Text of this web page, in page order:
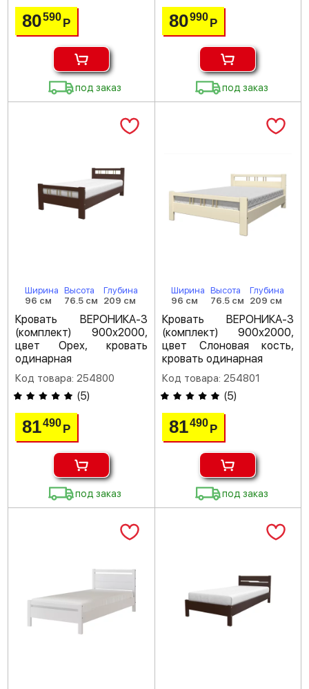
80590Р
под заказ
80990 Р
под заказ
Ширина
96 см
Высота
76.5 см
Глубина
209 см
Кровать ВЕРОНИКА-3
(комплект) 900х2000,
цвет Орех, кровать
одинарная
Код товара: 254800
(5)
81490Р
под заказ
Ширина
96 см
Высота
76.5 см
Глубина
209 см
Кровать ВЕРОНИКА-3
(комплект) 900х2000,
цвет Слоновая кость,
кровать одинарная
Код товара: 254801
(5)
81490 Р
под заказ